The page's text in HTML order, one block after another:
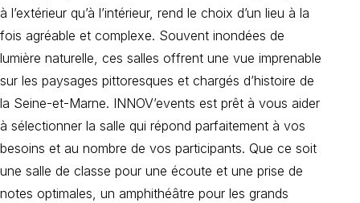
à l’extérieur qu’à l’intérieur, rend le choix d’un lieu à la
fois agréable et complexe. Souvent inondées de
lumière naturelle, ces salles offrent une vue imprenable
sur les paysages pittoresques et chargés d’histoire de
la Seine-et-Marne. INNOV’events est prêt à vous aider
à sélectionner la salle qui répond parfaitement à vos
besoins et au nombre de vos participants. Que ce soit
une salle de classe pour une écoute et une prise de
notes optimales, un amphithéâtre pour les grands